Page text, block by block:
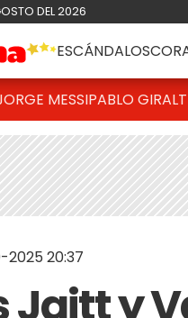
DEL 2026
ESCÁNDALOS
MESSIPABLO GIRALT
2025 20:37